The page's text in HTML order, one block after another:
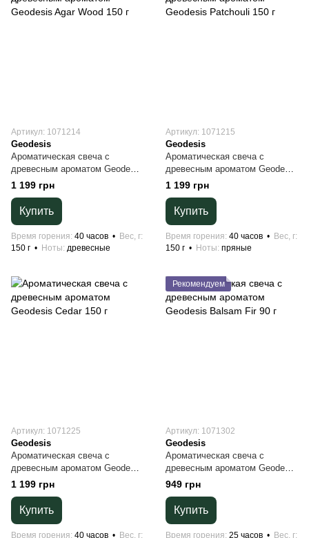
Артикул: 1071214
Geodesis
Ароматическая свеча с
древесным ароматом Geodesis
Agar Wood 150 г
1 199 грн
Купить
Время горения 40 часов
Вес, г
150 г
Ноты древесные
Артикул: 1071215
Geodesis
Ароматическая свеча с
древесным ароматом Geodesis
Patchouli 150 г
1 199 грн
Купить
Время горения 40 часов
Вес, г
150 г
Ноты пряные
Артикул: 1071225
Geodesis
Ароматическая свеча с
древесным ароматом Geodesis
Cedar 150 г
1 199 грн
Купить
Время горения 40 часов Вес, г
Рекомендуем
Артикул: 1071302
Geodesis
Ароматическая свеча с
древесным ароматом Geodesis
Balsam Fir 90 г
949 грн
Купить
Время горения 25 часов Вес, г